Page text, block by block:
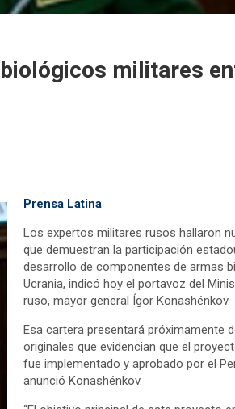
militares
Prensa Latina
Los expertos militares rusos hallaron
que demuestran la participación
desarrollo de componentes de armas
Ucrania, indicó hoy el portavoz del
ruso, mayor general Ígor Konashénkov.
Esa cartera presentará próximamente
originales que evidencian que el
fue implementado y aprobado por el
anunció Konashénkov.